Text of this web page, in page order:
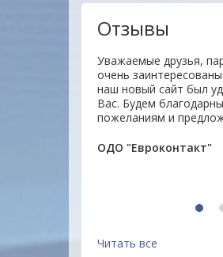
Отзывы
Уважаемые друзья,
очень
наш новый сайт был
Вас. Будем
пожеланиям и
ОДО "Евроконтакт"
1
Читать все